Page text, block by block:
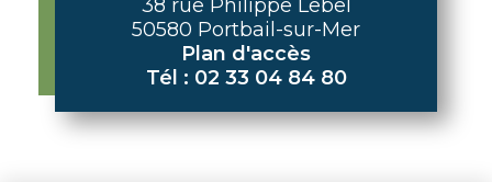
38 rue Philippe Lebel
50580 Portbail-sur-Mer
Plan d'accès
Tél : 02 33 04 84 80